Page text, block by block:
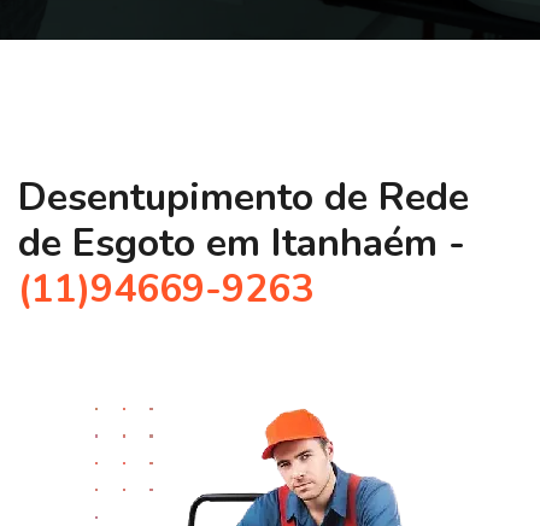
Desentupimento de Rede
de Esgoto em Itanhaém -
(11)94669-9263